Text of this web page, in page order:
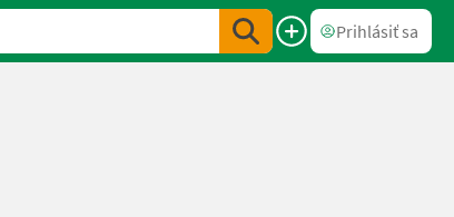
Prihlásiť sa